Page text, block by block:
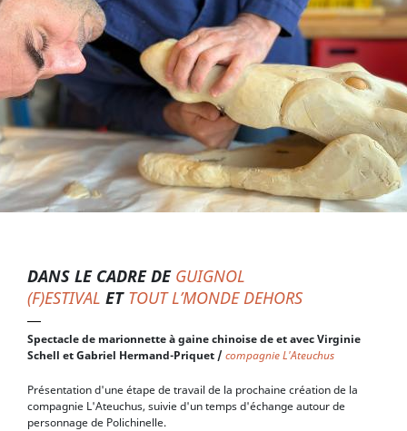
DANS LE CADRE DE GUIGNOL
(F)ESTIVAL ET TOUT L’MONDE DEHORS
Spectacle de marionnette à gaine chinoise de et avec Virginie
Schell et Gabriel Hermand-Priquet / compagnie L'Ateuchus
Présentation d'une étape de travail de la prochaine création de la
compagnie L'Ateuchus, suivie d'un temps d'échange autour de
personnage de Polichinelle.